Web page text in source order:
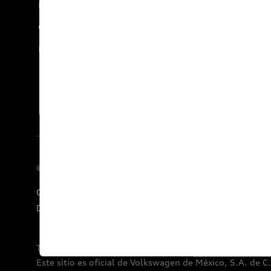
Media Center
Carreras
Documentos legales
© 2026 AUDI AG. Todos los derechos reservados.
Concesionarios
Declaratoria de Derechos Humanos
Términos y condiciones por Audi de México.
Este sitio es oficial de Volkswagen de México, S.A. de